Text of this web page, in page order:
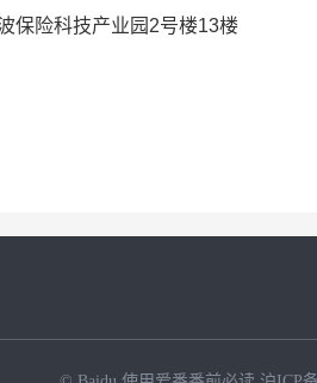
保险科技产业园2号楼13楼